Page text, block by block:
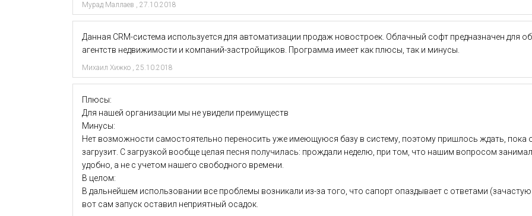
Мурад Маллаев , 27.10.2018
Михаил Хижко , 25.10.2018
Данная CRM-система используется для автоматизации продаж новостроек. Облачный софт предназначен для
агентств недвижимости и компаний-застройщиков. Программа имеет как плюсы, так и минусы.
Плюсы:
Для нашей организации мы не увидели преимуществ
Минусы:
Нет возможности самостоятельно переносить уже имеющуюся базу в систему, поэтому пришлось ждать, пока
загрузит. С загрузкой вообще целая песня получилась: прождали неделю, при том, что нашим вопросом
удобно, а не с учетом нашего свободного времени.
В целом:
В дальнейшем использовании все проблемы возникали из-за того, что сапорт опаздывает с ответами
вот сам запуск оставил неприятный осадок.